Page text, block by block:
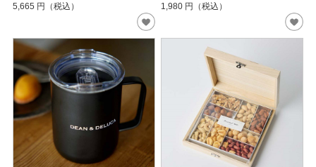
5,665 円（税込）
1,980 円（税込）